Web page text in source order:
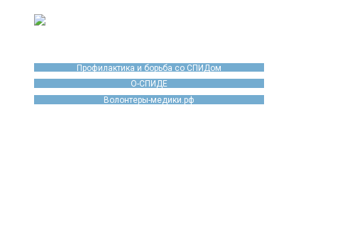
Профилактика и борьба со СПИДом
О-СПИДЕ
Волонтеры-медики.рф